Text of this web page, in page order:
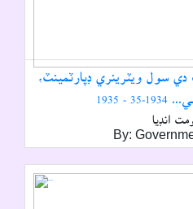
سول ويٽرينري ڊپارٽمينٽ،
انڊيا
By: